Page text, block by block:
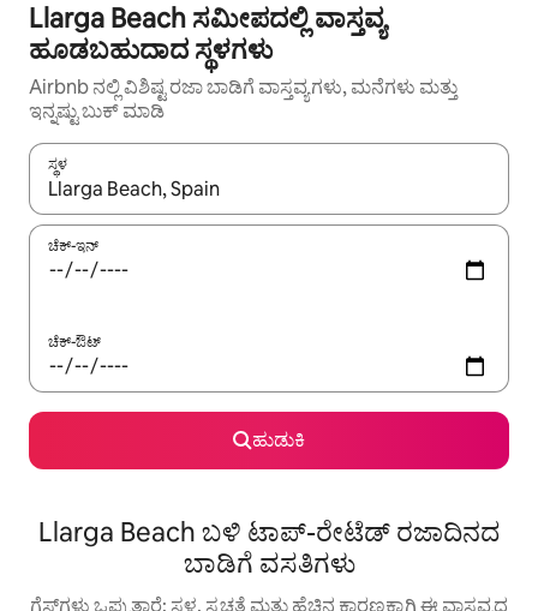
Llarga Beach ಸಮೀಪದಲ್ಲಿ ವಾಸ್ತವ್ಯ
ಹೂಡಬಹುದಾದ ಸ್ಥಳಗಳು
Airbnb ನಲ್ಲಿ ವಿಶಿಷ್ಟ ರಜಾ ಬಾಡಿಗೆ ವಾಸ್ತವ್ಯಗಳು, ಮನೆಗಳು ಮತ್ತು
ಇನ್ನಷ್ಟು ಬುಕ್ ಮಾಡಿ
ಸ್ಥಳ
ಫಲಿತಾಂಶಗಳು ಲಭ್ಯವಿರುವಾಗ, ಅಪ್ ಮತ್ತು ಡೌನ್ ಬಾಣದ ಕೀಲಿಗಳೊಂದಿಗೆ
ಚೆಕ್-ಇನ್
ಚೆಕ್-ಔಟ್
ಹುಡುಕಿ
Llarga Beach ಬಳಿ ಟಾಪ್-ರೇಟೆಡ್ ರಜಾದಿನದ
ಬಾಡಿಗೆ ವಸತಿಗಳು
ಗೆಸ್ಟ್‌ಗಳು ಒಪ್ಪುತ್ತಾರೆ: ಸ್ಥಳ, ಸ್ವಚ್ಛತೆ ಮತ್ತು ಹೆಚ್ಚಿನ ಕಾರಣಕ್ಕಾಗಿ ಈ ವಾಸ್ತವ್ಯದ